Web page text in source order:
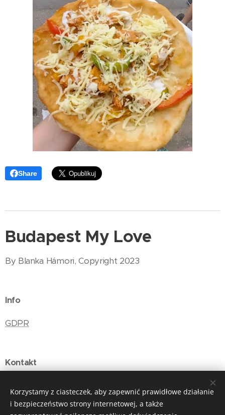
Share
Budapest My Love
By Blanka Hámori, Copyright 2023
Info
GDPR
Kontakt
Korzystamy z ciasteczek, aby zapewnić prawidłowe działanie
i bezpieczeństwo strony internetowej, a także